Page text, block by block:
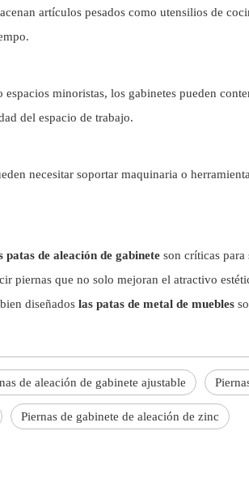
artículos pesados ​​como utensilios de
minoristas, los gabinetes pueden
del espacio de trabajo.
necesitar soportar maquinaria o
patas de aleación de gabinete son críticas
piernas que no solo mejoran el atractivo
diseñados las patas de metal de muebles
de aleación de gabinete ajustable
Piernas de gabinete de aleación de zinc